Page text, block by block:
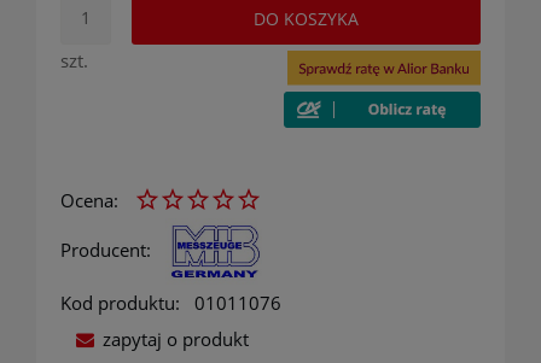
szt.
DO KOSZYKA
Ocena:
Producent:
Kod produktu:
01011076
zapytaj o produkt